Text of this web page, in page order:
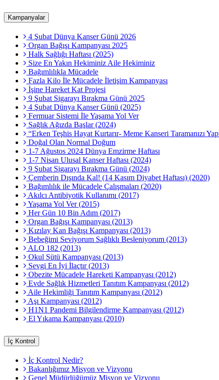
Kampanyalar
4 Şubat Dünya Kanser Günü 2026
Organ Bağışı Kampanyası 2025
Halk Sağlığı Haftası (2025)
Size En Yakın Hekiminiz Aile Hekiminiz
Bağımlılıkla Mücadele
Fazla Kilo İle Mücadele İletişim Kampanyası
İşine Hareket Kat Projesi
9 Şubat Sigarayı Bırakma Günü 2025
4 Şubat Dünya Kanser Günü (2025)
Fermuar Sistemi İle Yaşama Yol Ver
Sağlık Ağızda Başlar (2024)
“Erken Teşhis Hayat Kurtarır- Meme Kanseri Taramanızı
Doğal Olan Normal Doğum
1-7 Ağustos 2024 Dünya Emzirme Haftası
1-7 Nisan Ulusal Kanser Haftası (2024)
9 Şubat Sigarayı Bırakma Günü (2024)
Çemberin Dışında Kal! (14 Kasım Diyabet Haftası) (2020)
Bağımlılık ile Mücadele Çalışmaları (2020)
Akılcı Antibiyotik Kullanımı (2017)
Yaşama Yol Ver (2015)
Her Gün 10 Bin Adım (2017)
Organ Bağışı Kampanyası (2013)
Kızılay Kan Bağışı Kampanyası (2013)
Bebeğimi Seviyorum Sağlıklı Besleniyorum (2013)
ALO 182 (2013)
Okul Sütü Kampanyası (2013)
Sevgi En İyi İlaçtır (2013)
Obezite Mücadele Hareketi Kampanyası (2012)
Evde Sağlık Hizmetleri Tanıtım Kampanyası (2012)
Aile Hekimliği Tanıtım Kampanyası (2012)
Aşı Kampanyası (2012)
H1N1 Pandemi Bilgilendirme Kampanyası (2012)
El Yıkama Kampanyası (2010)
İç Kontrol
İç Kontrol Nedir?
Bakanlığımız Misyon ve Vizyonu
Genel Müdürlüğümüz Misyon ve Vizyonu